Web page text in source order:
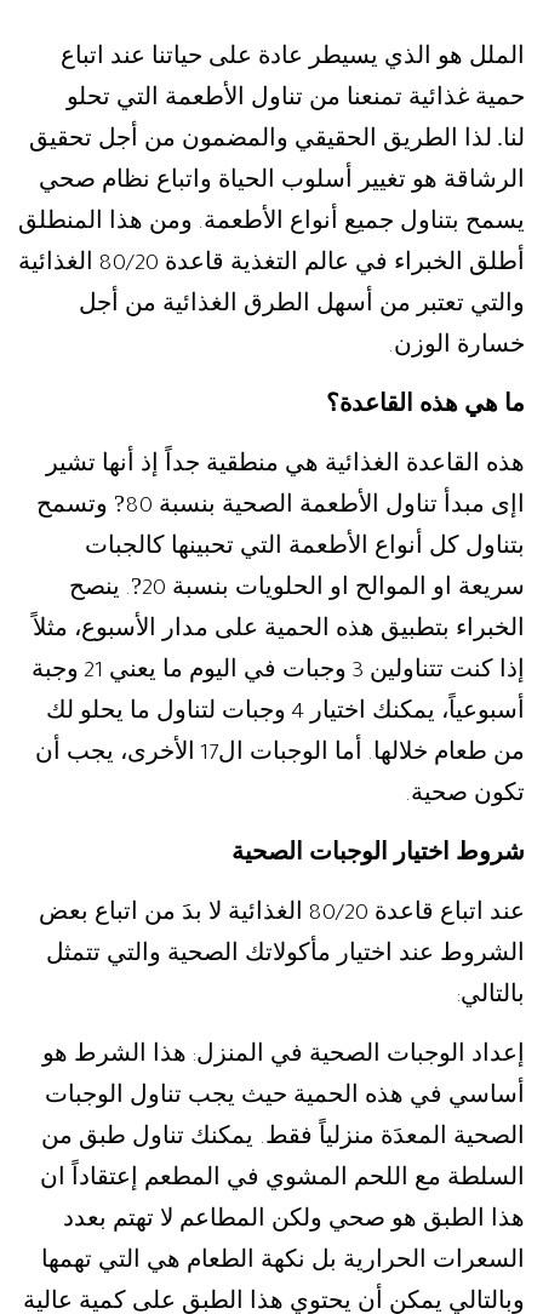
الملل هو الذي يسيطر عادة على حياتنا عند اتباع
حمية غذائية تمنعنا من تناول الأطعمة التي تحلو
لنا. لذا الطريق الحقيقي والمضمون من أجل تحقيق
الرشاقة هو تغيير أسلوب الحياة واتباع نظام صحي
يسمح بتناول جميع أنواع الأطعمة. ومن هذا المنطلق
أطلق الخبراء في عالم التغذية قاعدة 80/20
الغذائية
والتي تعتبر من أسهل الطرق الغذائية من أجل
خسارة الوزن.
ما هي هذه القاعدة؟
هذه القاعدة الغذائية هي منطقية جداً إذ أنها تشير
اإى مبدأ تناول الأطعمة الصحية بنسبة 80? وتسمح
بتناول كل أنواع الأطعمة التي تحبينها كالجبات
سريعة او الموالح او الحلويات بنسبة 20
?
. ينصح
الخبراء بتطبيق هذه الحمية على مدار الأسبوع، مثلاً
إذا كنت تتناولين 3 وجبات في اليوم ما يعني 21 وجبة
أسبوعياً، يمكنك اختيار 4 وجبات لتناول ما يحلو لك
من طعام خلالها. أما الوجبات ال17 الأخرى، يجب أن
تكون صحية.
شروط اختيار الوجبات الصحية
عند اتباع قاعدة 80/20
الغذائية لا بدَ من اتباع بعض
الشروط عند اختيار مأكولاتك الصحية والتي تتمثل
بالتالي:
إعداد الوجبات الصحية في المنزل: هذا الشرط هو
أساسي في هذه الحمية حيث يجب تناول الوجبات
الصحية المعدَة منزلياً فقط. يمكنك تناول طبق من
السلطة مع اللحم المشوي في المطعم إعتقاداً ان
هذا الطبق هو صحي ولكن المطاعم لا تهتم بعدد
السعرات الحرارية بل نكهة الطعام هي التي تهمها
وبالتالي يمكن أن يحتوي هذا الطبق على كمية عالية